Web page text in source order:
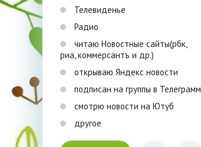
Телевиденье
Радио
читаю Новостные сайты(рбк,
риа, коммерсантъ и др.)
открываю Яндекс новости
подписан на группы в Телеграмм
смотрю новости на Ютуб
другое